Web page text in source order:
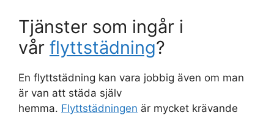
Tjänster som ingår i
vår flyttstädning?
En flyttstädning kan vara jobbig även om man
är van att städa själv
hemma. Flyttstädningen är mycket krävande